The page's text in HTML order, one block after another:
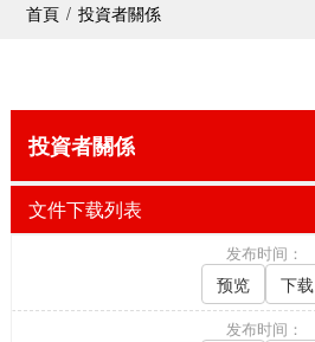
首頁 / 投資者關係
投資者關係
文件下载列表
发布时间：
预览 下载
发布时间：